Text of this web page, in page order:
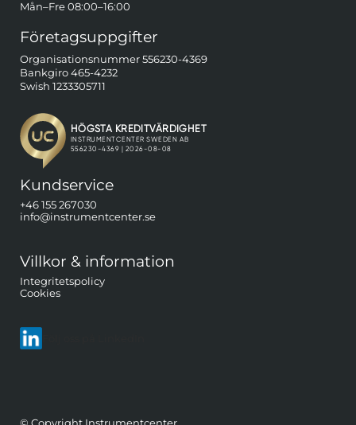
Mån–Fre 08:00–16:00
Företagsuppgifter
Organisationsnummer 556230-4369
Bankgiro 465-4232
Swish 1233305711
Kundservice
+46 155 267030
info@instrumentcenter.se
Villkor & information
Integritetspolicy
Cookies